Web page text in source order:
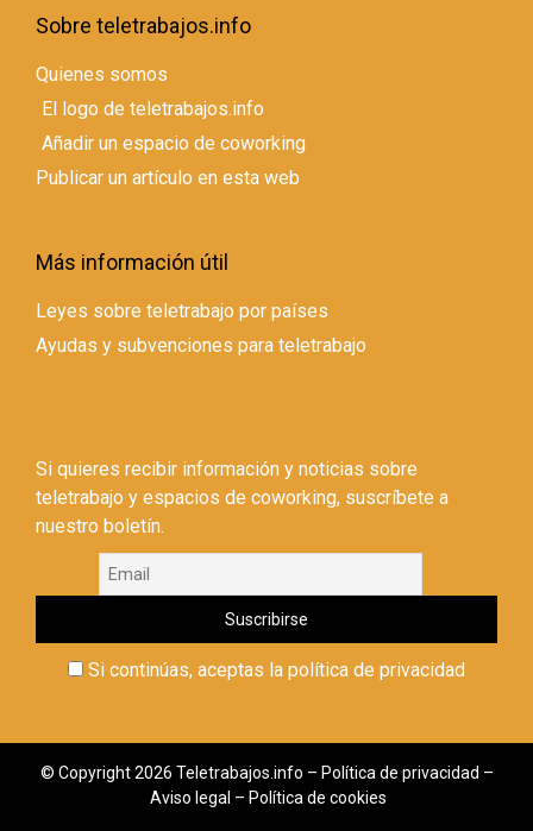
Sobre teletrabajos.info
Quienes somos
El logo de teletrabajos.info
Añadir un espacio de coworking
Publicar un artículo en esta web
Más información útil
Leyes sobre teletrabajo por países
Ayudas y subvenciones para teletrabajo
Si quieres recibir información y noticias sobre
teletrabajo y espacios de coworking, suscríbete a
nuestro boletín.
Si continúas, aceptas la política de privacidad
© Copyright 2026 Teletrabajos.info – Política de privacidad –
Aviso legal – Política de cookies